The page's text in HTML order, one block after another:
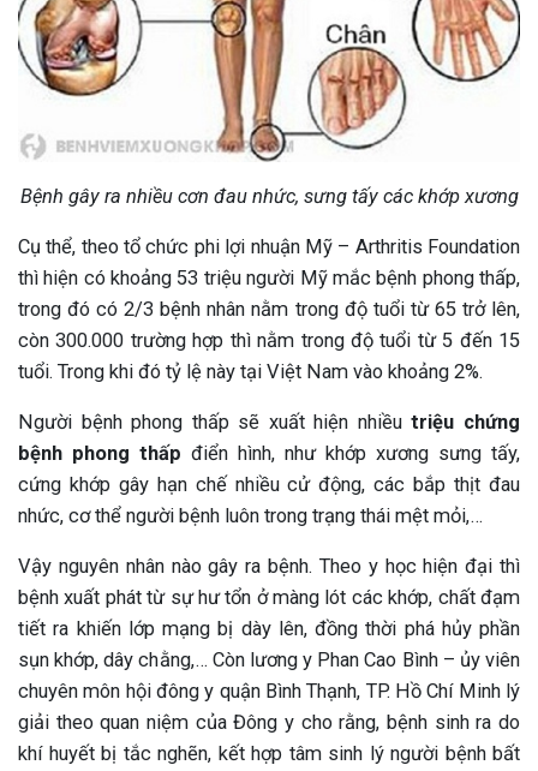
Bệnh gây ra nhiều cơn đau nhức, sưng tấy các khớp xương
Cụ thể, theo tổ chức phi lợi nhuận Mỹ – Arthritis Foundation
thì hiện có khoảng 53 triệu người Mỹ mắc bệnh phong thấp,
trong đó có 2/3 bệnh nhân nằm trong độ tuổi từ 65 trở lên,
còn 300.000 trường hợp thì nằm trong độ tuổi từ 5 đến 15
tuổi. Trong khi đó tỷ lệ này tại Việt Nam vào khoảng 2%.
Người bệnh phong thấp sẽ xuất hiện nhiềutriệu chứng
bệnh phong thấp điển hình, như khớp xương sưng tấy,
cứng khớp gây hạn chế nhiều cử động, các bắp thịt đau
nhức, cơ thể người bệnh luôn trong trạng thái mệt mỏi,…
Vậy nguyên nhân nào gây ra bệnh. Theo y học hiện đại thì
bệnh xuất phát từ sự hư tổn ở màng lót các khớp, chất đạm
tiết ra khiến lớp mạng bị dày lên, đồng thời phá hủy phần
sụn khớp, dây chằng,… Còn lương y Phan Cao Bình – ủy viên
chuyên môn hội đông y quận Bình Thạnh, TP. Hồ Chí Minh lý
giải theo quan niệm của Đông y cho rằng, bệnh sinh ra do
khí huyết bị tắc nghẽn, kết hợp tâm sinh lý người bệnh bất